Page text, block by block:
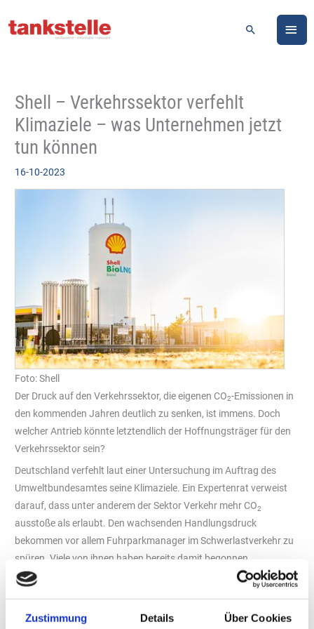
Zustimmung Details Über Cookies
Inhalt
Suchen
Shell – Verkehrssektor verfehlt
Klimaziele – was Unternehmen jetzt
tun können
16-10-2023
Foto: Shell
Der Druck auf den Verkehrssektor, die eigenen CO2-Emissionen in
den kommenden Jahren deutlich zu senken, ist immens. Doch
welcher Antrieb könnte letztendlich der Hoffnungsträger für den
Verkehrssektor sein?
Deutschland verfehlt laut einer Untersuchung im Auftrag des
Umweltbundesamtes seine Klimaziele. Ein Expertenrat verweist
darauf, dass unter anderem der Sektor Verkehr mehr CO2
ausstoße als erlaubt. Den wachsenden Handlungsdruck
bekommen vor allem Fuhrparkmanager im Schwerlastverkehr zu
spüren. Viele von ihnen haben bereits damit begonnen,
verschiedene emissionsarme Lösungen zu prüfen und zu testen.
Maßnahmen sie ergreifen können, um ihren eigenen Fußabdruck